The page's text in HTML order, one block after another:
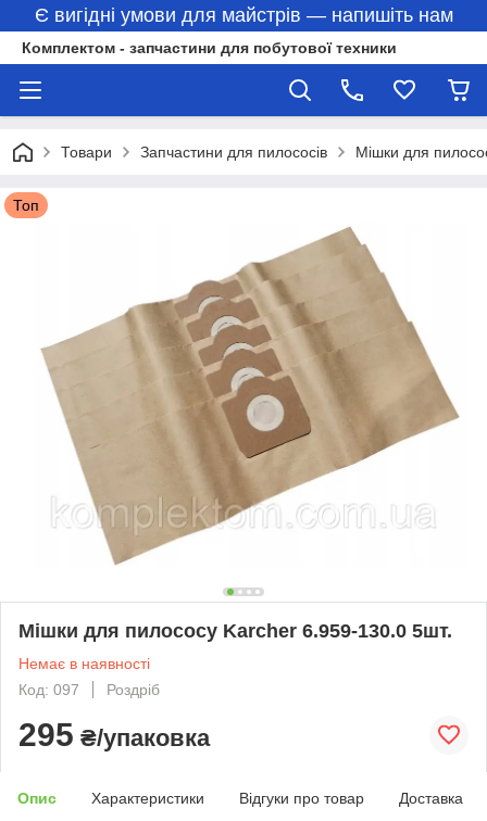
Є вигідні умови для майстрів — напишіть нам
Комплектом - запчастини для побутової техники
Товари Запчастини для пилососів Мішки для
Топ
Мішки для пилососу Karcher 6.959-130.0 5шт.
Немає в наявності
Код: 097
Роздріб
295 ₴/упаковка
Опис Характеристики Відгуки про товар Доставка